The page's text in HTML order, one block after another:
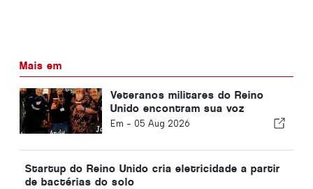
Mais em
Veteranos militares do Reino
Unido encontram sua voz
através do riso enquanto o
periferia
Em - 05 Aug 2026
Startup do Reino Unido cria eletricidade a partir
de bactérias do solo